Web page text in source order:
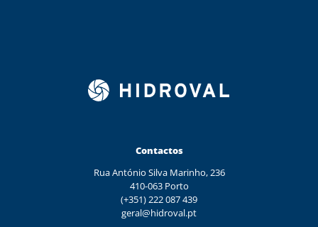
Contactos
Rua António Silva Marinho, 236
410-063 Porto
(+351) 222 087 439
geral@hidroval.pt